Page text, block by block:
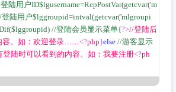
陆用户ID$lgusername=RepPostVar(getcvar('m
登陆用户$lggroupid=intval(getcvar('mlgroupi
//登陆会员显示菜单{?>//登陆后
容。如：欢迎登录……<?php}else //游客显示
登陆时可以看到的内容。如：我要注册<?ph